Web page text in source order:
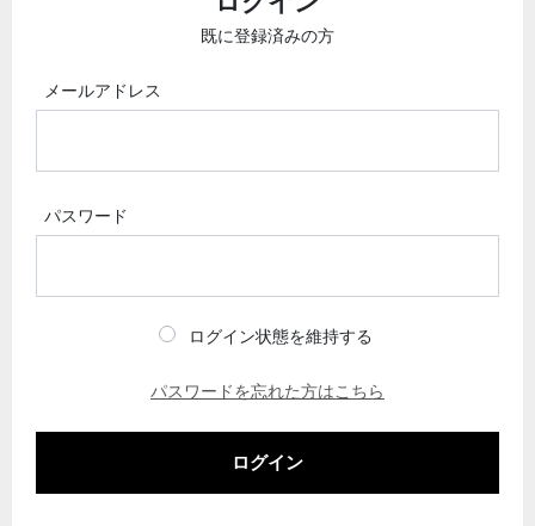
既に登録済みの方
メールアドレス
パスワード
ログイン状態を維持する
パスワードを忘れた方はこちら
ログイン